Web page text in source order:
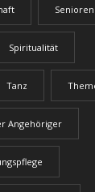
Spiritualität
Tanz
Angehöriger